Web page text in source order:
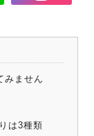
みません
は3種類